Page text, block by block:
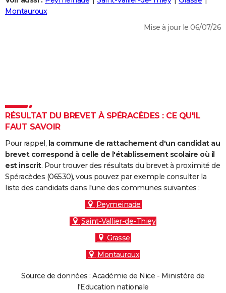
Destinations
City break
Voyage nature
Voyage de noces
Forum
Climat
+
PHOTO
Dictionnaire
Biographies
Citations
Expressions
Proverbes
PROGRAMME TV
S'inscrire
Se connecter
Lycées
Collèges
Primaires
Universités
Entreprises
Service militaire
Avis de recherche
AVIS DE DÉCÈS
FORUM
Montauroux
Mise à jour le 06/07/26
RÉSULTAT DU BREVET À SPÉRACÈDES : CE QU'IL
FAUT SAVOIR
Pour rappel, la commune de rattachement d'un candidat au
brevet correspond à celle de l'établissement scolaire où il
est inscrit. Pour trouver des résultats du brevet à proximité de
Spéracèdes (06530), vous pouvez par exemple consulter la
liste des candidats dans l'une des communes suivantes :
Peymeinade
Saint-Vallier-de-Thiey
Grasse
Montauroux
Source de données : Académie de Nice - Ministère de
l'Education nationale